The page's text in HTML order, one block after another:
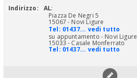
Indirizzo:
AL:
Piazza De Negri 5
15067 - Novi Ligure
Tel: 01437... vedi tutto
su appuntamento - Novi Ligure
15033 - Casale Monferrato
Tel: 01437... vedi tutto